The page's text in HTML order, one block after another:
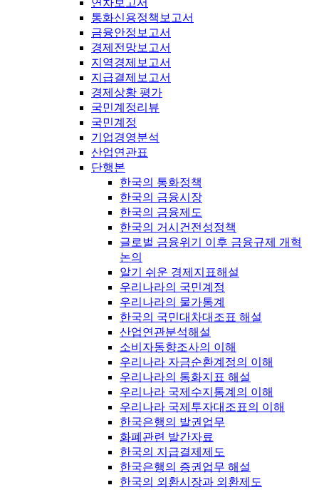
연차보고서
통화신용정책보고서
금융안정보고서
경제전망보고서
지역경제보고서
지급결제보고서
경제상황 평가
국민계정리뷰
국민계정
기업경영분석
산업연관표
단행본
한국의 통화정책
한국의 금융시장
한국의 금융제도
한국의 거시건전성정책
글로벌 금융위기 이후 금융규제 개혁
논의
알기 쉬운 경제지표해설
우리나라의 국민계정
우리나라의 물가통계
한국의 국민대차대조표 해설
산업연관분석해설
소비자동향조사의 이해
우리나라 자금순환계정의 이해
우리나라의 통화지표 해설
우리나라 국제수지통계의 이해
우리나라 국제투자대조표의 이해
한국은행의 발권업무
화폐관련 발간자료
한국의 지급결제제도
한국은행의 증권업무 해설
한국의 외환시장과 외환제도